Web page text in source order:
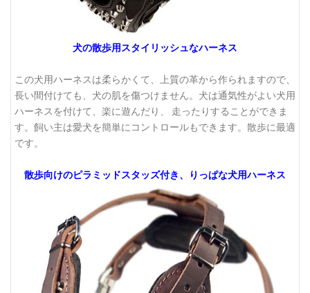
犬の散歩用スタイリッシュなハーネス
この犬用ハーネスは柔らかくて、上質の革から作られますので、
長い間付けても、犬の肌を傷つけません。犬は通気性がよい犬用
ハーネスを付けて、楽に遊んだり、 走ったりすることができま
す。飼い主は愛犬を簡単にコントロールもできます。散歩に最適
です。
散歩向けのピラミッドスタッズ付き、 りっぱな犬用ハーネス